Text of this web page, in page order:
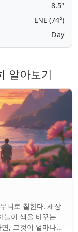
8.5°
ENE (74°)
Day
알아보기
늬로 칠한다. 세상
늘이 색을 바꾸는
, 그것이 얼마나